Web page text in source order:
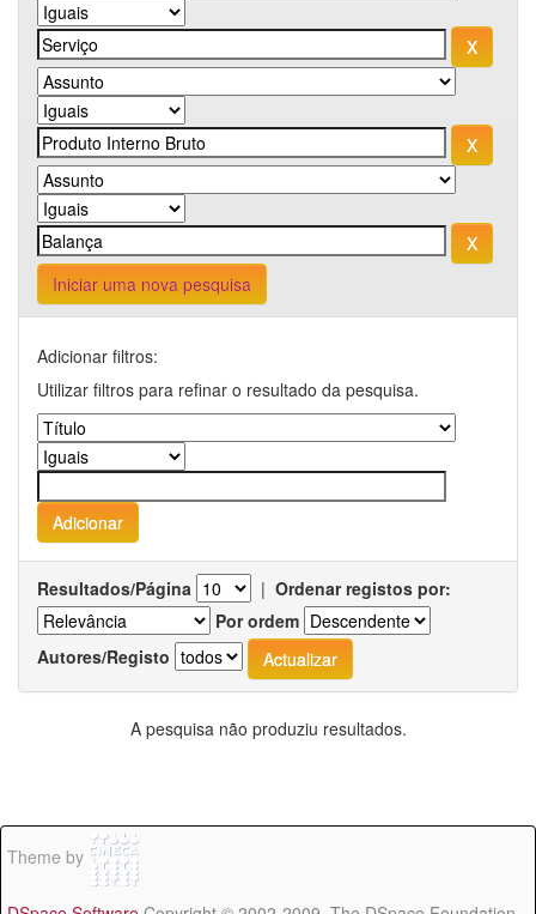
Iniciar uma nova pesquisa
Adicionar filtros:
Utilizar filtros para refinar o resultado da pesquisa.
Resultados/Página | Ordenar registos por:
Por ordem
Autores/Registo
A pesquisa não produziu resultados.
Theme by